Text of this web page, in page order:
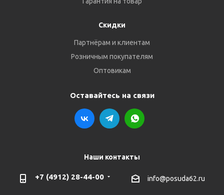
Скидки
Партнёрам и клиентам
Розничным покупателям
Оптовикам
Оставайтесь на связи
Наши контакты
+7 (4912) 28-44-00 info@posuda62.ru